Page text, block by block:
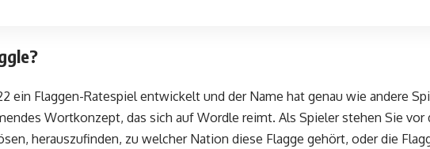
ein Flaggen-Ratespiel entwickelt und der Name hat genau wie andere
Wortkonzept, das sich auf Wordle reimt. Als Spieler stehen Sie vor
herauszufinden, zu welcher Nation diese Flagge gehört, oder die